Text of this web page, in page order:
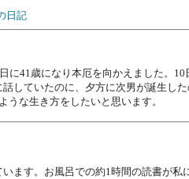
日記
に41歳になり本厄を向かえました。
していたのに、夕方に次男が誕生し
うな生き方をしたいと思います。
ます。お風呂での約1時間の読書が